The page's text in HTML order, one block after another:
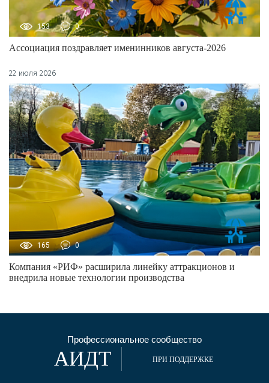
153 0
Ассоциация поздравляет именинников августа-2026
22 июля 2026
165 0
Компания «РИФ» расширила линейку аттракционов и
внедрила новые технологии производства
Профессиональное сообщество
АИДТ ПРИ ПОДДЕРЖКЕ